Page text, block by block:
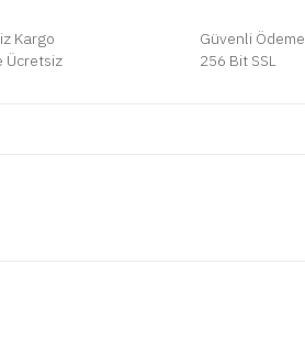
Kargo
Ücretsiz
Güvenli Ödeme
256 Bit SSL